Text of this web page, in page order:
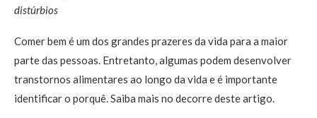
distúrbios
Comer bem é um dos grandes prazeres da vida para a maior
parte das pessoas. Entretanto, algumas podem desenvolver
transtornos alimentares ao longo da vida e é importante
identificar o porquê. Saiba mais no decorre deste artigo.